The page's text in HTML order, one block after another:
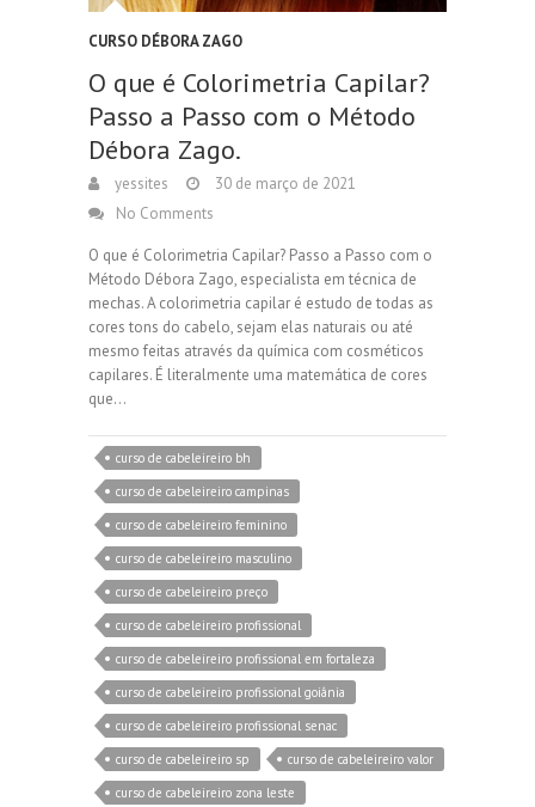
CURSO DÉBORA ZAGO
O que é Colorimetria Capilar?
Passo a Passo com o Método
Débora Zago.
yessites
30 de março de 2021
No Comments
O que é Colorimetria Capilar? Passo a Passo com o
Método Débora Zago, especialista em técnica de
mechas. A colorimetria capilar é estudo de todas as
cores tons do cabelo, sejam elas naturais ou até
mesmo feitas através da química com cosméticos
capilares. É literalmente uma matemática de cores
que…
curso de cabeleireiro bh
curso de cabeleireiro campinas
curso de cabeleireiro feminino
curso de cabeleireiro masculino
curso de cabeleireiro preço
curso de cabeleireiro profissional
curso de cabeleireiro profissional em fortaleza
curso de cabeleireiro profissional goiânia
curso de cabeleireiro profissional senac
curso de cabeleireiro sp
curso de cabeleireiro valor
curso de cabeleireiro zona leste